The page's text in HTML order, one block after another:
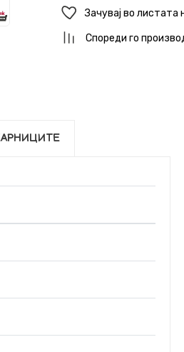
Зачувај во листата
Спореди го